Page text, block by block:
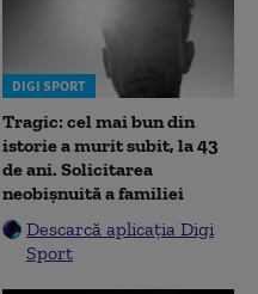
DIGI SPORT
Tragic: cel mai bun din
istorie a murit subit, la 43
de ani. Solicitarea
neobișnuită a familiei
Descarcă aplicația Digi
Sport